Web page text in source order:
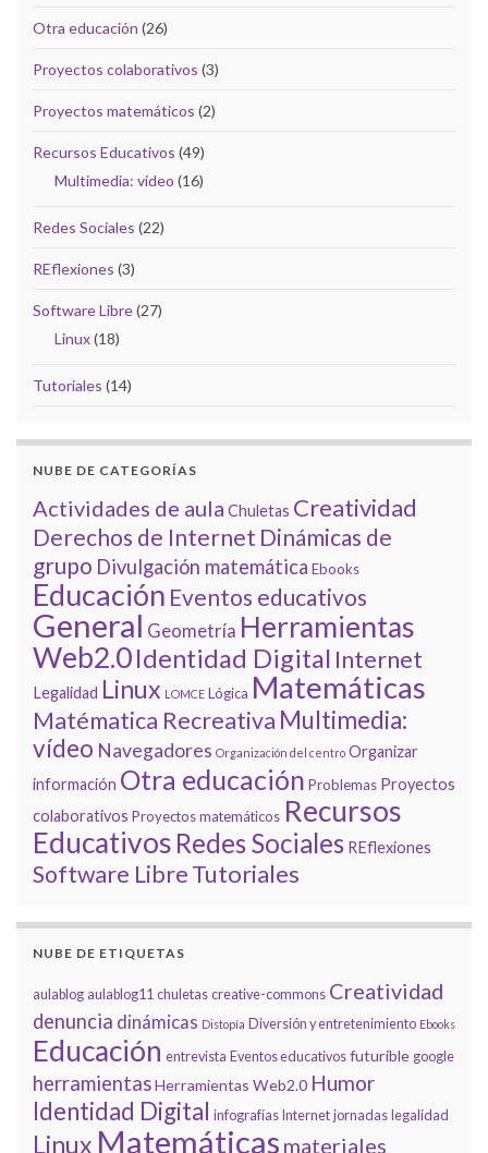
Otra educación (26)
Proyectos colaborativos (3)
Proyectos matemáticos (2)
Recursos Educativos (49)
Multimedia: vídeo (16)
Redes Sociales (22)
REflexiones (3)
Software Libre(27)
Linux(18)
Tutoriales (14)
NUBE DE CATEGORÍAS
Actividades de aula Chuletas Creatividad
Derechos de Internet Dinámicas de
grupo Divulgación matemática Ebooks
Educación Eventos educativos
General Geometría Herramientas
Web2.0Identidad Digital Internet
Legalidad Linux LOMCE Lógica Matemáticas
Matématica Recreativa Multimedia:
vídeo Navegadores Organización del centro Organizar
información Otra educación Problemas Proyectos
colaborativos Proyectos matemáticos Recursos
Educativos Redes Sociales REflexiones
Software LibreTutoriales
NUBE DE ETIQUETAS
aulablog aulablog11 chuletas creative-commons Creatividad
denuncia dinámicas Distopía Diversión y entretenimiento Ebooks
Educación entrevista Eventos educativos futurible google
herramientasHerramientas Web2.0 Humor
Identidad Digital infografías Internet jornadas legalidad
Linux Matemáticas materiales